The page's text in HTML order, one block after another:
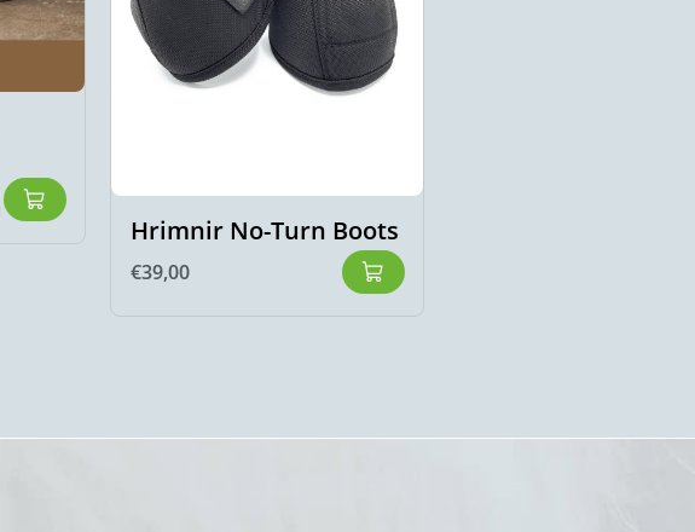
Hrimnir No-Turn Boots
€39,00